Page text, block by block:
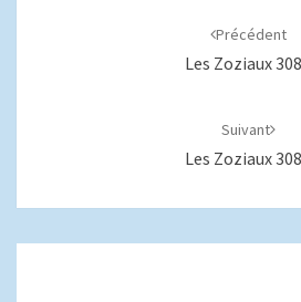
Précédent
Les Zoziaux
Suivant
Les Zoziaux